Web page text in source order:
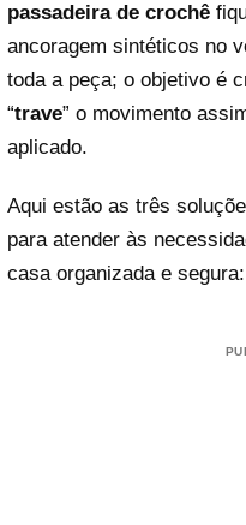
passadeira de crochê
ancoragem sintéticos no
toda a peça; o objetivo é
“trave” o movimento
aplicado.
Aqui estão as três
para atender às
casa organizada e segura: